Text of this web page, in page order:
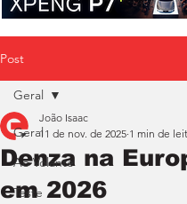
Post
Geral
Ao Volante
Teste
Geral
Denza na
em 2026
João Isaac
11 de nov. de 2025 1 min de